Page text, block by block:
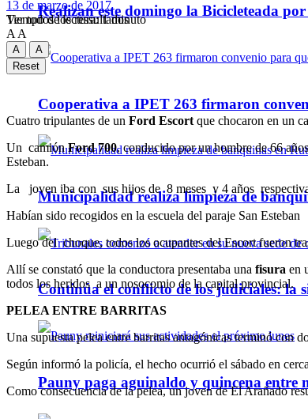
Realizan este domingo la Bicicleteada
Cooperativa a IPET 263 firmaron
Municipalidad realiza limpieza de
Continúa el conflicto de los judiciales: la
Pauny paga aguinaldo y quincena entre
Ver todos los ressultados
13 de marzo de 2017
Tiempo de lectura: 1 minuto
A A
A
A
Reset
Cuatro tripulantes de un Ford Escort que chocaron en un
Un camiónFord 700, conducido por un hombre de 66
Esteban.
La joven iba con sus hijos de 8 meses y 4 años
Habían sido recogidos en la escuela del paraje San Esteban
Luego del choque, todos los ocupantes del Escort fueron
Allí se constató que la conductora presentaba una fisura en
todos los heridos a un nosocomio de la capital provincial.
PELEA ENTRE BARRITAS
Una supuesta pelea entre barritas antagónicas terminó con
Según informó la policía, el hecho ocurrió el sábado en
Como consecuencia de la pelea, un joven de El Arañado